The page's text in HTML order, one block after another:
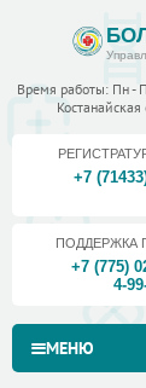
Время работы: Пн -
+7
ПОДДЕРЖКА
+7 (775)
4-
МЕНЮ